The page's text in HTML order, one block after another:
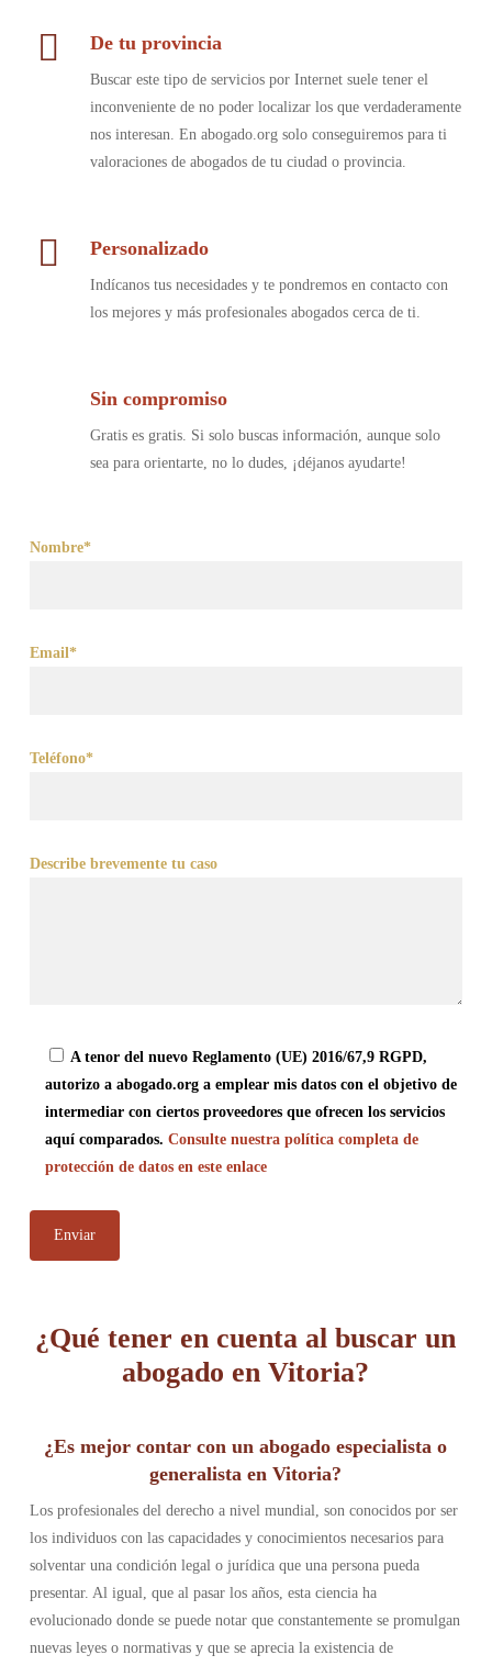
De tu provincia
Buscar este tipo de servicios por Internet suele tener el
inconveniente de no poder localizar los que verdaderamente
nos interesan. En abogado.org solo conseguiremos para ti
valoraciones de abogados de tu ciudad o provincia.
Personalizado
Indícanos tus necesidades y te pondremos en contacto con
los mejores y más profesionales abogados cerca de ti.
Sin compromiso
Gratis es gratis. Si solo buscas información, aunque solo
sea para orientarte, no lo dudes, ¡déjanos ayudarte!
Nombre*
Email*
Teléfono*
Describe brevemente tu caso
A tenor del nuevo Reglamento (UE) 2016/67,9 RGPD,
autorizo a abogado.org a emplear mis datos con el objetivo de
intermediar con ciertos proveedores que ofrecen los servicios
aquí comparados. Consulte nuestra política completa de
protección de datos en este enlace
¿Qué tener en cuenta al buscar un
abogado en Vitoria?
¿Es mejor contar con un abogado especialista o
generalista en Vitoria?
Los profesionales del derecho a nivel mundial, son conocidos por ser
los individuos con las capacidades y conocimientos necesarios para
solventar una condición legal o jurídica que una persona pueda
presentar. Al igual, que al pasar los años, esta ciencia ha
evolucionado donde se puede notar que constantemente se promulgan
nuevas leyes o normativas y que se aprecia la existencia de